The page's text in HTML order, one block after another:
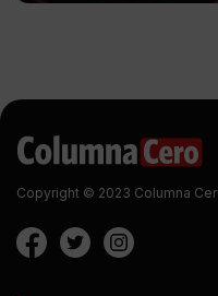
Copyright © 2023 Columna